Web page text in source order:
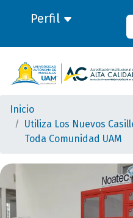
Perfil
Inicio
Utiliza Los Nuevos
Toda Comunidad UAM